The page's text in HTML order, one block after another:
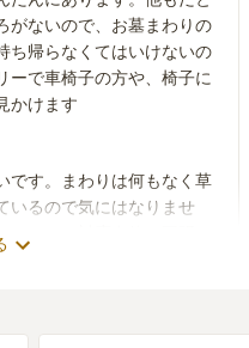
がないので、お墓まわりの
ち帰らなくてはいけないの
ーで車椅子の方や、椅子に
かけます
です。まわりは何もなく草
いるので気にはなりませ
ないので対応自体は不明で
に売っているお花があり購